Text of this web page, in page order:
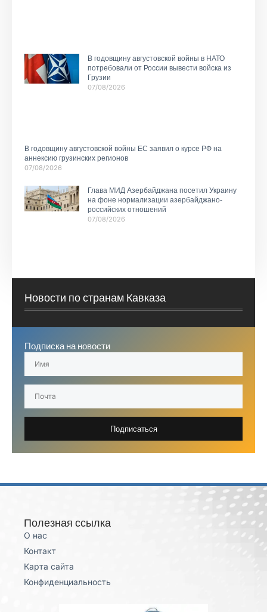
В годовщину августовской войны в НАТО
потребовали от России вывести войска из
Грузии
07/08/2026
В годовщину августовской войны ЕС заявил о курсе РФ на
аннексию грузинских регионов
07/08/2026
Глава МИД Азербайджана посетил Украину
на фоне нормализации азербайджано-
российских отношений
07/08/2026
Новости по странам Кавказа
Подписка на новости
Подписаться
Полезная ссылка
О нас
Контакт
Карта сайта
Конфиденциальность